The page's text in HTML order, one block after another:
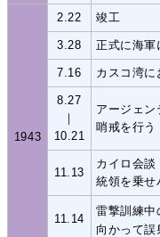
1943
2.22 竣工
3.28 正式に海軍
7.16 カスコ湾に
8.27
｜
10.21
アージェン
哨戒を行う
11.13
カイロ会談
統領を乗せ
11.14
雷撃訓練中
向かって誤